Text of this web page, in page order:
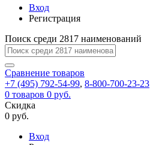
регистрации.
Ок
Запомнить
меня
Забыли
ссылку
на
указанный
электронный
адрес,
перейдя
по
которой
вы
новый
ссылка.
Перейдите
по
для
смены
пароля.
Сменить
Войти
Сообщение
пользовательского
соглашения
Вход
Регистрация
Поиск среди 2817 наименований
Сравнение товаров
+7 (495) 792-54-99, 8-800-700-23-23
0 товаров 0 руб.
Скидка
0 руб.
Вход